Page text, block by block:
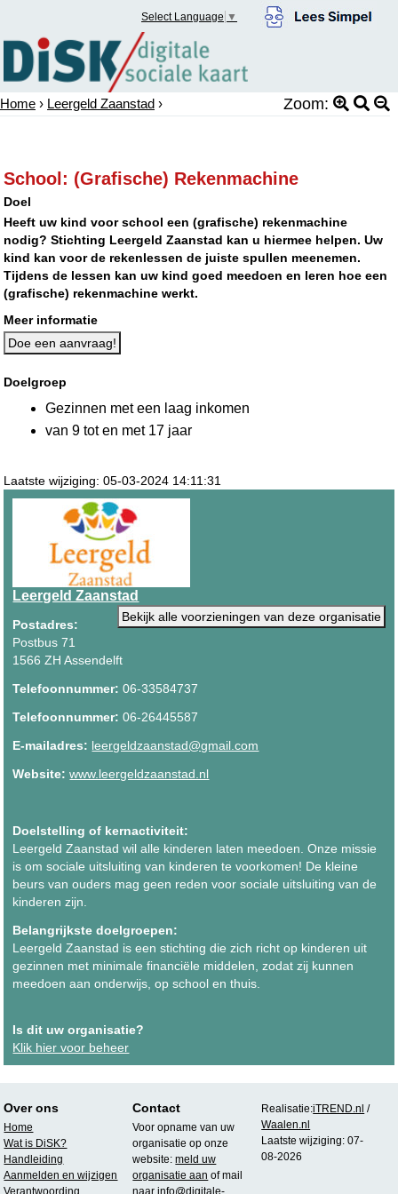
Select Language ▼
Home › Leergeld Zaanstad › Zoom:
School: (Grafische) Rekenmachine
Doel
Heeft uw kind voor school een (grafische) rekenmachine
nodig? Stichting Leergeld Zaanstad kan u hiermee helpen. Uw
kind kan voor de rekenlessen de juiste spullen meenemen.
Tijdens de lessen kan uw kind goed meedoen en leren hoe een
(grafische) rekenmachine werkt.
Meer informatie
Doe een aanvraag!
Doelgroep
Gezinnen met een laag inkomen
van 9 tot en met 17 jaar
Laatste wijziging: 05-03-2024 14:11:31
Leergeld Zaanstad
Bekijk alle voorzieningen van deze organisatie
Postadres:
Postbus 71
1566 ZH Assendelft
Telefoonnummer: 06-33584737
Telefoonnummer: 06-26445587
E-mailadres: leergeldzaanstad@gmail.com
Website: www.leergeldzaanstad.nl
Doelstelling of kernactiviteit:
Leergeld Zaanstad wil alle kinderen laten meedoen. Onze missie
is om sociale uitsluiting van kinderen te voorkomen! De kleine
beurs van ouders mag geen reden voor sociale uitsluiting van de
kinderen zijn.
Belangrijkste doelgroepen:
Leergeld Zaanstad is een stichting die zich richt op kinderen uit
gezinnen met minimale financiële middelen, zodat zij kunnen
meedoen aan onderwijs, op school en thuis.
Is dit uw organisatie?
Klik hier voor beheer
Over ons
Home
Wat is DiSK?
Handleiding
Aanmelden en wijzigen
Verantwoording
Contact
Voor opname van uw
organisatie op onze
website:meld uw
organisatie aan of mail
naarinfo@digitale-
Realisatie:iTREND.nl /
Waalen.nl
Laatste wijziging: 07-
08-2026